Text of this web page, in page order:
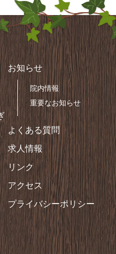
お知らせ
院内情報
重要なお知らせ
よくある質問
求人情報
リンク
アクセス
プライバシーポリシー